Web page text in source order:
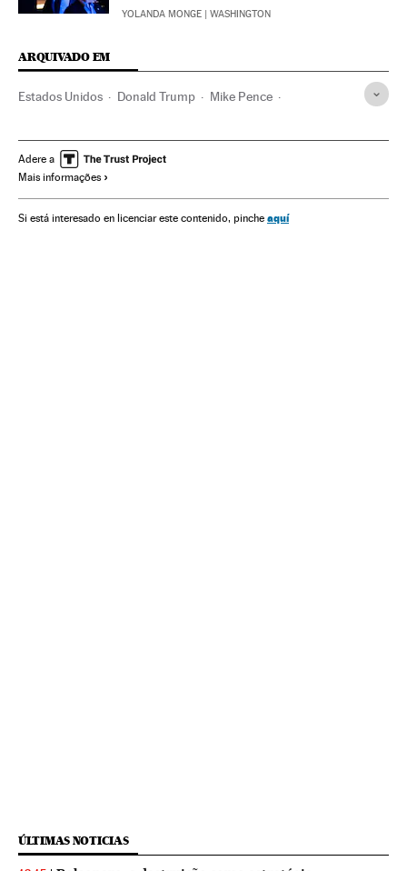
YOLANDA MONGE | WASHINGTON
ARQUIVADO EM
Estados Unidos Donald Trump Mike Pence
Distúrbios América do Norte
Extrema direita
Adere a
Mais informações
Si está interesado en licenciar este contenido, pinche aquí
ÚLTIMAS NOTICIAS